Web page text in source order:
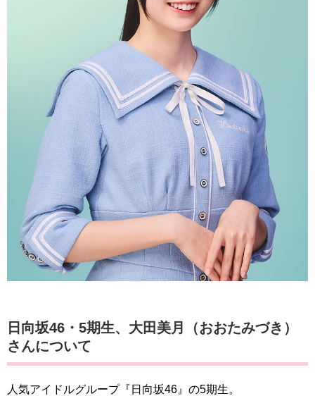
日向坂46・5期生、大田美月（おおたみづき）
さんについて
人気アイドルグループ『日向坂46』の5期生。